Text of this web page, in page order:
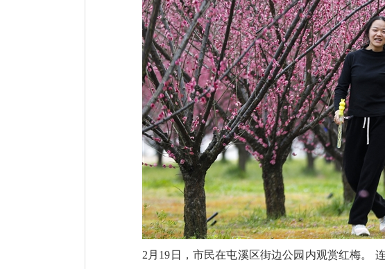
2月19日，市民在屯溪区街边公园内观赏红梅。